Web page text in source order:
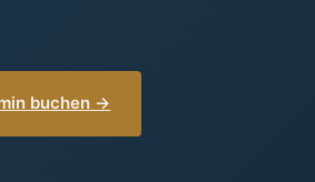
buchen →